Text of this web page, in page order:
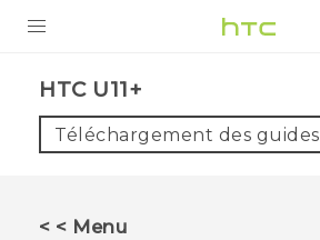
VIVE
HTC U11+‎
Téléchargement des guides
< < Menu